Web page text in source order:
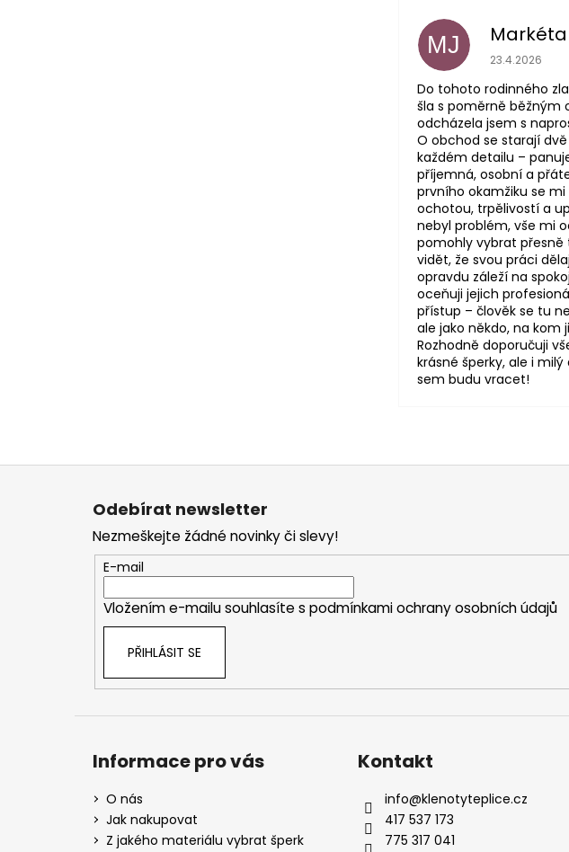
MJ Hodnocení
23.4.2026
Do tohoto rodinného
šla s poměrně běžným
odcházela jsem s
O obchod se starají
každém detailu –
příjemná, osobní a
prvního okamžiku se
ochotou, trpělivostí a
nebyl problém, vše mi
pomohly vybrat přesně
vidět, že svou práci
opravdu záleží na
oceňuji jejich
přístup – člověk se tu
ale jako někdo, na kom
Rozhodně doporučuji
krásné šperky, ale i
sem budu vracet!
Z
Odebírat newsletter
Nezmeškejte žádné novinky či slevy!
E-mail
Vložením e-mailu souhlasíte s podmínkami ochrany osobních údajů
PŘIHLÁSIT SE
Informace pro vás
O nás
Jak nakupovat
Z jakého materiálu vybrat šperk
Kontakt
info@klenotyteplice.cz
417 537 173
775 317 041